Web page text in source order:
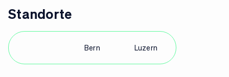
Standorte
Bern Luzern